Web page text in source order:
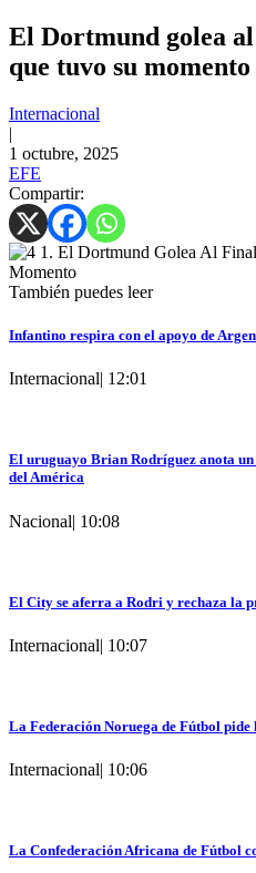
El Dortmund golea
que tuvo su momento
Internacional
|
1 octubre, 2025
EFE
Compartir:
También puedes leer
Infantino respira con el apoyo de
Internacional| 12:01
El uruguayo Brian Rodríguez anota un
del América
Nacional| 10:08
El City se aferra a Rodri y rechaza la
Internacional| 10:07
La Federación Noruega de Fútbol
Internacional| 10:06
La Confederación Africana de Fútbol